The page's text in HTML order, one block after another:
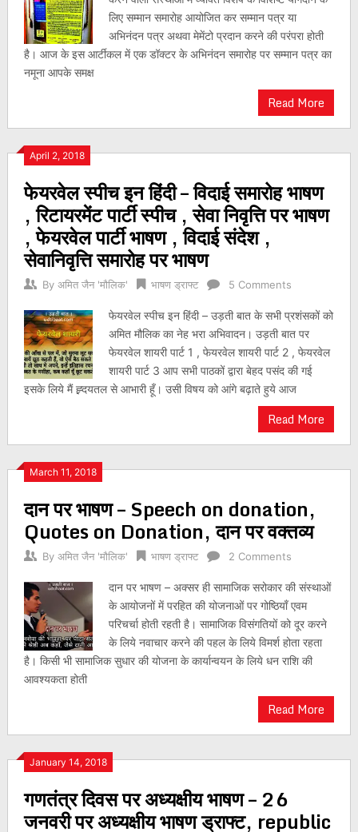
लिए सम्मान समारोह आयोजित कर सम्मान पत्र या
अभिनंदन पत्र अथवा मेमेंटो प्रदान करने की परंपरा होती
है। आज के इस आर्टीकल में एक डॉक्टर के अभिनंदन समारोह पर सम्मान पत्र का
नमूना आपके समक्ष
Read More
April 2, 2018
फेयरवेल स्पीच इन हिंदी – विदाई समारोह भाषण
, रिटायरमेंट पार्टी स्पीच , सेवा निवृत्ति पर भाषण
, फेयरवेल पार्टी भाषण , विदाई संदेश ,
सेवानिवृत्ति समारोह पर भाषण
By अमित जैन 'मौलिक' भाषण ड्राफ्ट 5 Comments
फेयरवेल स्पीच इन हिंदी – उड़ती बात के सभी प्रशंसकों को
अमित मौलिक का नेह भरा अभिवादन। उड़ती बात पर
फेयरवेल शायरी पार्ट 1 , फेयरवेल शायरी पार्ट 2 , फेयरवेल
शायरी पार्ट 3 आप सभी पाठकों द्वारा बेहद पसंद की गई
इसके लिये मैं ह्र्दयतल से आभारी हूँ। उसी विषय को आंगे बढ़ाते हुये आज
Read More
March 11, 2018
दान पर भाषण – Speech on donation,
Quotes on Donation, दान पर वक्तव्य
By अमित जैन 'मौलिक' भाषण ड्राफ्ट 2 Comments
दान पर भाषण – अक्सर ही सामाजिक सरोकार की संस्थाओं
के आयोजनों में परहित की योजनाओं पर गोष्ठियाँ एवम
परिचर्चा होती रहती है। सामाजिक विसंगतियों को दूर करने
के लिये नवाचार करने की पहल के लिये विमर्श होता रहता
है। किसी भी सामाजिक सुधार की योजना के कार्यान्वयन के लिये धन राशि की
आवश्यकता होती
Read More
January 14, 2018
गणतंत्र दिवस पर अध्यक्षीय भाषण – 26
जनवरी पर अध्यक्षीय भाषण ड्राफ्ट, republic